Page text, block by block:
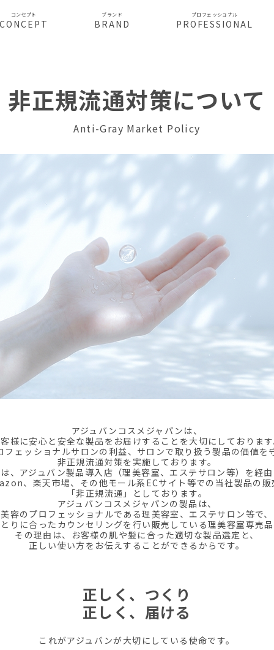
コンセプト ブランド
BRAND
プロフェッショナル
PROFESSIONAL
非正規流通対策について
Anti-Gray Market Policy
アジュバンコスメジャパンは、
様に安心と安全な製品をお届けすることを大切にしておりま
フェッショナルサロンの利益、サロンで取り扱う製品の価値を
非正規流通対策を実施しております。
、アジュバン製品導入店（理美容室、エステサロン等）を経
、楽天市場、その他モール系ECサイト等での当社製品の販
「非正規流通」としております。
アジュバンコスメジャパンの製品は、
美容のプロフェッショナルである理美容室、エステサロン等で、
りに合ったカウンセリングを行い販売している理美容室専売
その理由は、お客様の肌や髪に合った適切な製品選定と、
正しい使い方をお伝えすることができるからです。
正しく、つくり
正しく、届ける
これがアジュバンが大切にしている使命です。